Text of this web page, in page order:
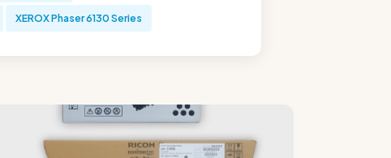
XEROX Phaser 6130 Series